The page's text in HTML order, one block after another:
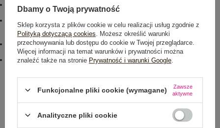
#sposób prania :
pranie w pralce w 30°C
#modelka:
Modelka ma na sobie rozmiar one size. Wymiary modelki: wzrost 178
cm, biust 82 cm, talia 61 cm, biodra 88 cm
#cechy dodatkowe:
kieszenie
emblemat_FP:
Dbamy o Twoją prywatność
Sklep korzysta z plików cookie w celu realizacji usług zgodnie z
Polityką dotyczącą cookies . Możesz określić warunki
przechowywania lub dostępu do cookie w Twojej przeglądarce.
Więcej informacji na temat warunków i prywatności można
znaleźć także na stronie Prywatność i warunki Google
Funkcjonalne pliki cookie (wymagane)
Zawsze
aktywne
Analityczne pliki cookie